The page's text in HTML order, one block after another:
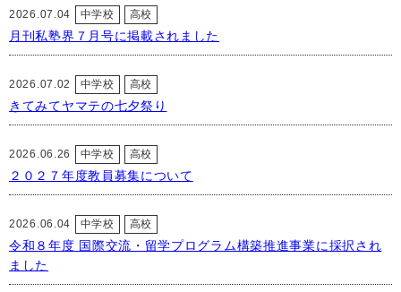
2026.07.04 中学校 高校
月刊私塾界７月号に掲載されました
2026.07.02 中学校 高校
きてみてヤマテの七夕祭り
2026.06.26 中学校 高校
２０２７年度教員募集について
2026.06.04 中学校 高校
令和８年度 国際交流・留学プログラム構築推進事業に採択され
ました